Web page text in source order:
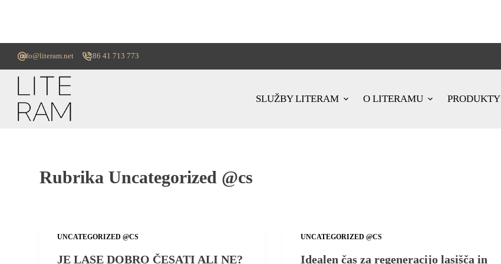
info@literam.net +386 41 713 773
SLUŽBY LITERAM O LITERAMU PRODUKTY
Rubrika Uncategorized @cs
UNCATEGORIZED @CS
JE LASE DOBRO ČESATI ALI NE?
UNCATEGORIZED @CS
Idealen čas za regeneracijo lasišča in